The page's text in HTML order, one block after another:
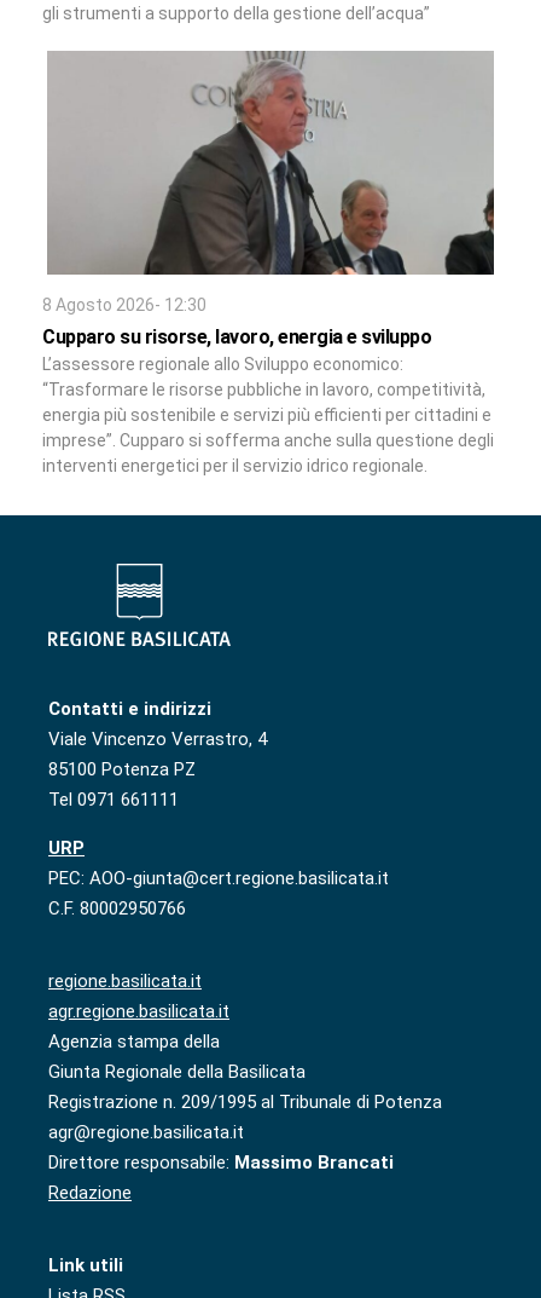
gli strumenti a supporto della gestione dell’acqua”
8 Agosto 2026- 12:30
Cupparo su risorse, lavoro, energia e sviluppo
L’assessore regionale allo Sviluppo economico:
“Trasformare le risorse pubbliche in lavoro, competitività,
energia più sostenibile e servizi più efficienti per cittadini e
imprese”. Cupparo si sofferma anche sulla questione degli
interventi energetici per il servizio idrico regionale.
Contatti e indirizzi
Viale Vincenzo Verrastro, 4
85100 Potenza PZ
Tel 0971 661111
URP
PEC: AOO-giunta@cert.regione.basilicata.it
C.F. 80002950766
regione.basilicata.it
agr.regione.basilicata.it
Agenzia stampa della
Giunta Regionale della Basilicata
Registrazione n. 209/1995 al Tribunale di Potenza
agr@regione.basilicata.it
Direttore responsabile: Massimo Brancati
Redazione
Link utili